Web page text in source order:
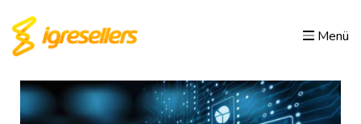
Menü